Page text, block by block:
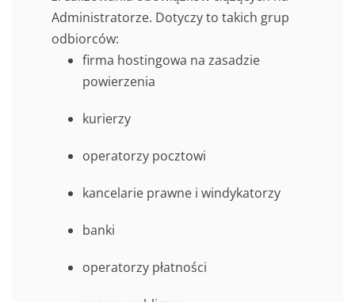
Administratorze. Dotyczy to takich grup
odbiorców:
firma hostingowa na zasadzie
powierzenia
kurierzy
operatorzy pocztowi
kancelarie prawne i windykatorzy
banki
operatorzy płatności